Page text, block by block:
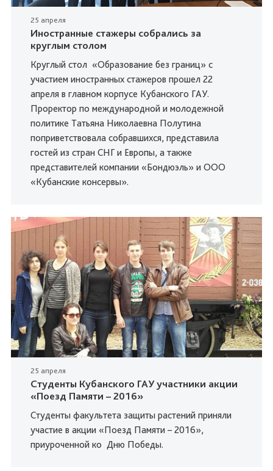
25 апреля
Иностранные стажеры собрались за
круглым столом
Круглый стол «Образование без границ» с
участием иностранных стажеров прошел 22
апреля в главном корпусе Кубанского ГАУ.
Проректор по международной и молодежной
политике Татьяна Николаевна Полутина
поприветствовала собравшихся, представила
гостей из стран СНГ и Европы, а также
представителей компании «Бондюэль» и ООО
«Кубанские консервы».
25 апреля
Студенты Кубанского ГАУ участники акции
«Поезд Памяти – 2016»
Студенты факультета защиты растений приняли
участие в акции «Поезд Памяти – 2016»,
приуроченной ко Дню Победы.